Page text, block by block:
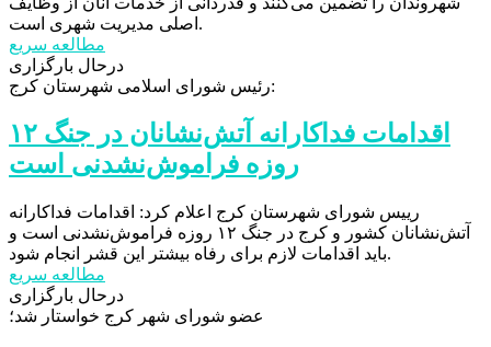
اصلی مدیریت شهری است.
مطالعه سریع
درحال بارگزاری
رئیس شورای اسلامی شهرستان کرج:
اقدامات فداکارانه آتش‌نشانان در جنگ ۱۲
روزه فراموش‌نشدنی است
رییس شورای شهرستان کرج اعلام کرد: اقدامات فداکارانه
آتش‌نشانان کشور و کرج در جنگ ۱۲ روزه فراموش‌نشدنی است و
باید اقدامات لازم برای رفاه بیشتر این قشر انجام شود.
مطالعه سریع
درحال بارگزاری
عضو شورای شهر کرج خواستار شد؛